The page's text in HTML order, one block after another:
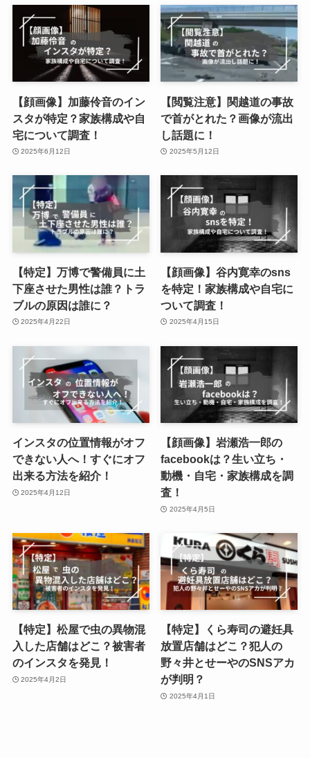
【顔画像】加藤伶音のイン
スタが特定？家族構成や自
宅について調査！
2025年6月12日
【閲覧注意】関越道の事故
で首がとれた？画像が流出
し話題に！
2025年5月12日
【特定】万博で警備員に土
下座させた男性は誰？トラ
ブルの原因は誰に？
2025年4月22日
【顔画像】谷内寛幸のsns
を特定！家族構成や自宅に
ついて調査！
2025年4月15日
インスタの位置情報がオフ
できない人へ！すぐにオフ
出来る方法を紹介！
2025年4月12日
【顔画像】岩瀬浩一郎の
facebookは？生い立ち・
動機・自宅・家族構成を調
査！
2025年4月5日
【特定】松屋で虫の異物混
入した店舗はどこ？被害者
のインスタを発見！
2025年4月2日
【特定】くら寿司の避妊具
放置店舗はどこ？犯人の
野々井とせーやのSNSアカ
が判明？
2025年4月1日